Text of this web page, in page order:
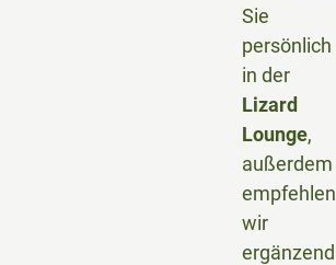
Sie
persönlich
in der
Lizard
Lounge,
außerdem
empfehlen
wir
ergänzend